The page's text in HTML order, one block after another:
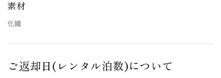
素材
化繊
ご返却日(レンタル泊数)について